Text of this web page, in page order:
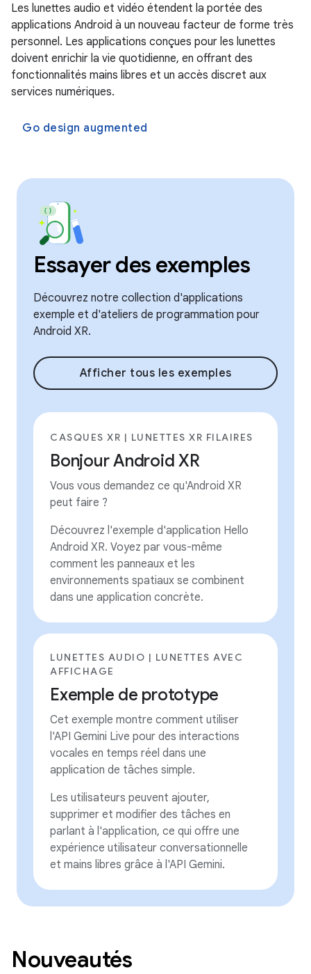
Les lunettes audio et vidéo étendent la portée des
applications Android à un nouveau facteur de forme très
personnel. Les applications conçues pour les lunettes
doivent enrichir la vie quotidienne, en offrant des
fonctionnalités mains libres et un accès discret aux
services numériques.
Go design augmented
Essayer des exemples
Découvrez notre collection d'applications
exemple et d'ateliers de programmation pour
Android XR.
Afficher tous les exemples
CASQUES XR | LUNETTES XR FILAIRES
Bonjour Android XR
Vous vous demandez ce qu'Android XR
peut faire ?
Découvrez l'exemple d'application Hello
Android XR. Voyez par vous-même
comment les panneaux et les
environnements spatiaux se combinent
dans une application concrète.
LUNETTES AUDIO | LUNETTES AVEC
AFFICHAGE
Exemple de prototype
Cet exemple montre comment utiliser
l'API Gemini Live pour des interactions
vocales en temps réel dans une
application de tâches simple.
Les utilisateurs peuvent ajouter,
supprimer et modifier des tâches en
parlant à l'application, ce qui offre une
expérience utilisateur conversationnelle
et mains libres grâce à l'API Gemini.
Nouveautés